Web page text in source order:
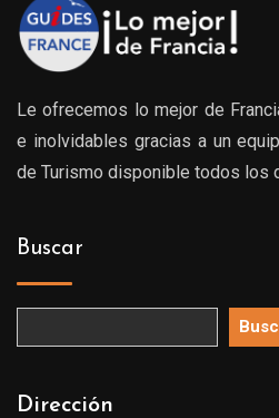
Le ofrecemos lo mejor de
e inolvidables gracias a un
de Turismo disponible todos los
Buscar
Dirección